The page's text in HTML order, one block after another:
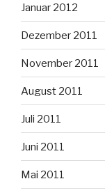
Januar 2012
Dezember 2011
November 2011
August 2011
Juli 2011
Juni 2011
Mai 2011